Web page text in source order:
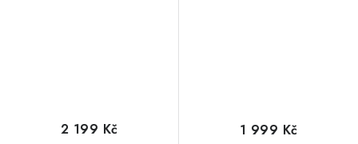
2 199 Kč 1 999 Kč